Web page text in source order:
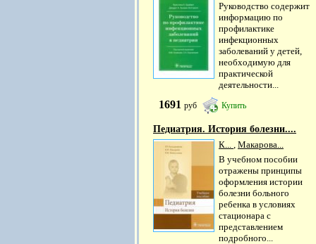
Руководство содержит
информацию по
профилактике
инфекционных
заболеваний у детей,
необходимую для
практической
деятельности...
1691 руб Купить
Педиатрия. История болезни....
К...
Макарова...
В учебном пособии
отражены принципы
оформления истории
болезни больного
ребенка в условиях
стационара с
представлением
подробного...